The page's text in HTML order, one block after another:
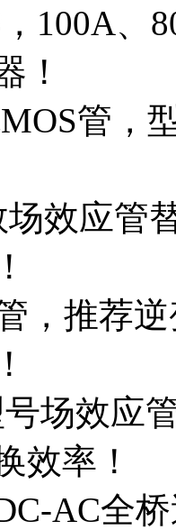
100A、
！
管，
场效应管
，推荐
号场效应
效率！
AC全